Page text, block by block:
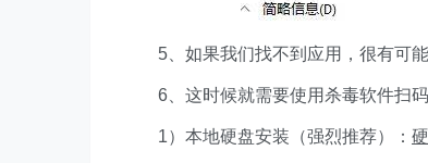
5、如果我们找不到应用，很有可能
6、这时候就需要使用杀毒软件扫码
1）本地硬盘安装（强烈推荐）：